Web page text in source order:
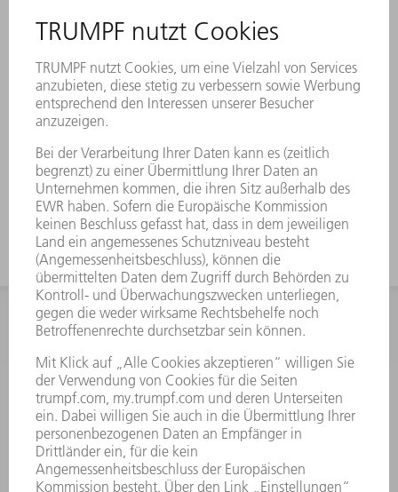
Die Arbeitszonen sind lasergehärtet.
Wunsch erhältlich.
Durch die hohe Belastbarkeit auch für
dickere Bleche geeignet.
Für hohe Schachteln verwenden sie
das Werkzeug mit großer
Arbeitshöhe.
INFORMATION
Häufig gestellte Fragen
Allgemeine Geschäftsbedingungen
KONTAKT
After Sales
+43722160396550
Mo - Do: 08:00 -17:30 Uhr
Fr: 08:00 -16:30 Uhr